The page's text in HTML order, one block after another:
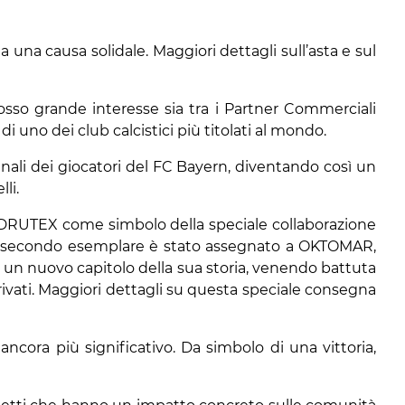
causa solidale. Maggiori dettagli sull’asta e sul
grande interesse sia tra i Partner Commerciali
uno dei club calcistici più titolati al mondo.
dei giocatori del FC Bayern, diventando così un
come simbolo della speciale collaborazione
esemplare è stato assegnato a OKTOMAR,
nuovo capitolo della sua storia, venendo battuta
Maggiori dettagli su questa speciale consegna
più significativo. Da simbolo di una vittoria,